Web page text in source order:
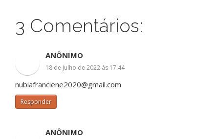
3 Comentários:
ANÔNIMO
18 de julho de 2022 às 17:44
nubiafranciene2020@gmail.com
Responder
ANÔNIMO